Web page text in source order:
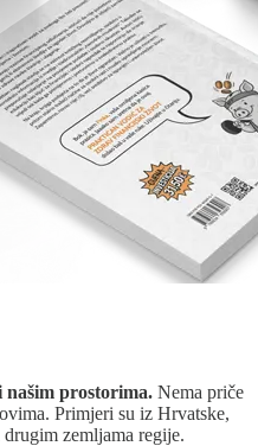
prostorima. Nema priče
Primjeri su iz Hrvatske,
zemljama regije.